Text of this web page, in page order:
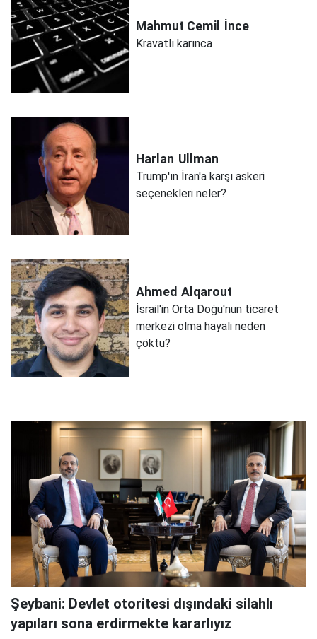
Mahmut Cemil İnce
Kravatlı karınca
Harlan Ullman
Trump'ın İran'a karşı askeri
seçenekleri neler?
Ahmed Alqarout
İsrail'in Orta Doğu'nun ticaret
merkezi olma hayali neden
çöktü?
Şeybani: Devlet otoritesi dışındaki silahlı
yapıları sona erdirmekte kararlıyız